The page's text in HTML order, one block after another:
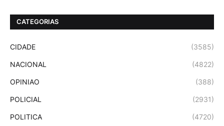
CATEGORIAS
CIDADE (3585)
NACIONAL (4822)
OPINIAO (388)
POLICIAL (2931)
POLITICA (4720)